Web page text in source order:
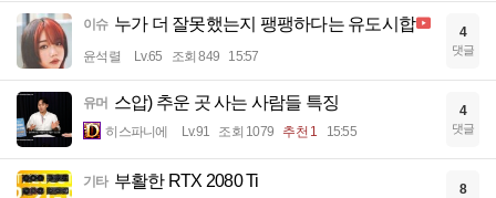
이슈 누가 더 잘못했는지 팽팽하다는 유도시합
윤석렬 Lv.65 조회 849 15:57
4
댓글
유머 스압) 추운 곳 사는 사람들 특징
히스파니에 Lv.91 조회 1079 추천 1 15:55
4
댓글
기타 부활한 RTX 2080 Ti 8